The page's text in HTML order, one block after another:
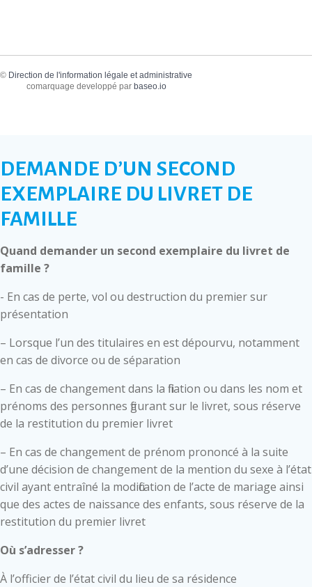
© Direction de l'information légale et administrative
comarquage developpé par baseo.io
DEMANDE D’UN SECOND
EXEMPLAIRE DU LIVRET DE
FAMILLE
Quand demander un second exemplaire du livret de
famille ?
- En cas de perte, vol ou destruction du premier sur
présentation
– Lorsque l’un des titulaires en est dépourvu, notamment
en cas de divorce ou de séparation
– En cas de changement dans la filiation ou dans les nom et
prénoms des personnes figurant sur le livret, sous réserve
de la restitution du premier livret
– En cas de changement de prénom prononcé à la suite
d’une décision de changement de la mention du sexe à l’état
civil ayant entraîné la modification de l’acte de mariage ainsi
que des actes de naissance des enfants, sous réserve de la
restitution du premier livret
Où s’adresser ?
À l’officier de l’état civil du lieu de sa résidence